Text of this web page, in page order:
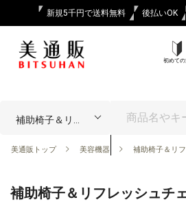
新規5千円で送料無料 後払いOK
初めての
美通販トップ 美容機器 補助椅子＆リ
補助椅子＆リフレッシュチ